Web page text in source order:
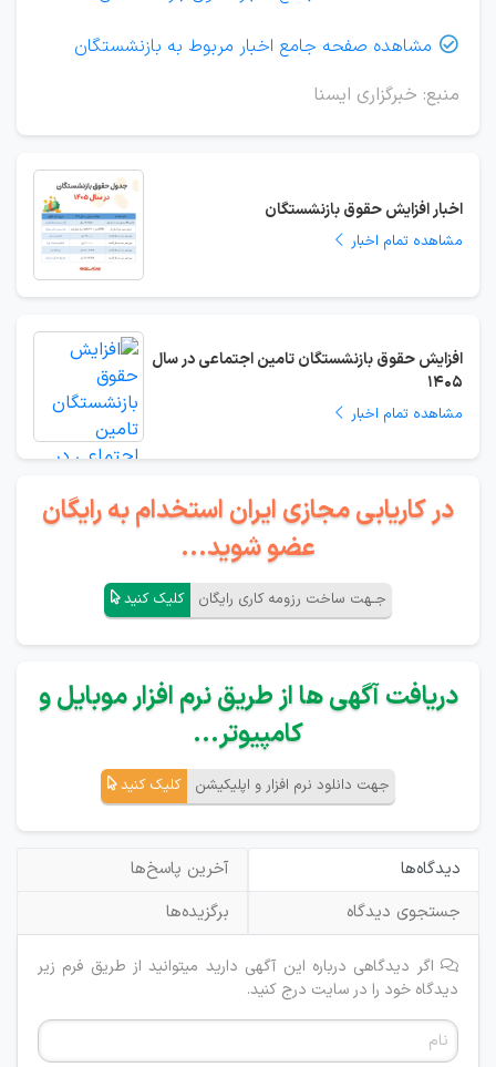
 مشاهده صفحه جامع اخبار مربوط به بازنشستگان
منبع: خبرگزاری ایسنا
اخبار افزایش حقوق بازنشستگان
مشاهده تمام اخبار
افزایش حقوق بازنشستگان تامین اجتماعی در سال
1405
مشاهده تمام اخبار
در کاریابی مجازی ایران استخدام به رایگان
عضو شوید...
جـهت ساخت رزومه کاری رایگان کلیک کنید
دریافت آگهی ها از طریق نرم افزار موبایل و
کامپیوتر...
جهت دانلود نرم افزار و اپلیکیشن کلیک کنید
دیدگاه‌ها
آخرین پاسخ‌ها
جستجوی دیدگاه
برگزیده‌ها
اگر دیدگاهی درباره این آگهی دارید میتوانید از طریق فرم زیر
دیدگاه خود را در سایت درج کنید.